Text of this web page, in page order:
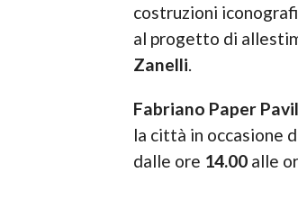
costruzioni
al progetto di
Zanelli.
Fabriano Paper
la città in occasione
dalle ore 14.00alle